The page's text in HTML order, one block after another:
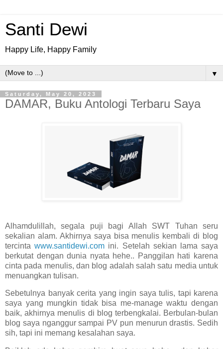
Santi Dewi
Happy Life, Happy Family
▼
Saturday, May 20, 2023
DAMAR, Buku Antologi Terbaru Saya
Alhamdulillah, segala puji bagi Allah SWT Tuhan seru
sekalian alam. Akhirnya saya bisa menulis kembali di blog
tercintawww.santidewi.com ini. Setelah sekian lama saya
berkutat dengan dunia nyata hehe.. Panggilan hati karena
cinta pada menulis, dan blog adalah salah satu media untuk
menuangkan tulisan.
Sebetulnya banyak cerita yang ingin saya tulis, tapi karena
saya yang mungkin tidak bisa me-manage waktu dengan
baik, akhirnya menulis di blog terbengkalai. Berbulan-bulan
blog saya nganggur sampai PV pun menurun drastis. Sedih
sih, tapi ini memang kesalahan saya.